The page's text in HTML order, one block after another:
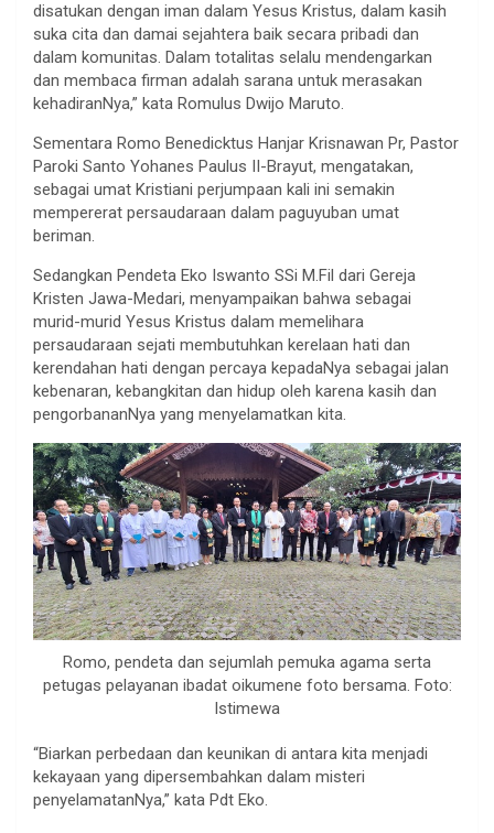
disatukan dengan iman dalam Yesus Kristus, dalam kasih
suka cita dan damai sejahtera baik secara pribadi dan
dalam komunitas. Dalam totalitas selalu mendengarkan
dan membaca firman adalah sarana untuk merasakan
kehadiranNya,” kata Romulus Dwijo Maruto.
Sementara Romo Benedicktus Hanjar Krisnawan Pr, Pastor
Paroki Santo Yohanes Paulus II-Brayut, mengatakan,
sebagai umat Kristiani perjumpaan kali ini semakin
mempererat persaudaraan dalam paguyuban umat
beriman.
Sedangkan Pendeta Eko Iswanto SSi M.Fil dari Gereja
Kristen Jawa-Medari, menyampaikan bahwa sebagai
murid-murid Yesus Kristus dalam memelihara
persaudaraan sejati membutuhkan kerelaan hati dan
kerendahan hati dengan percaya kepadaNya sebagai jalan
kebenaran, kebangkitan dan hidup oleh karena kasih dan
pengorbananNya yang menyelamatkan kita.
Romo, pendeta dan sejumlah pemuka agama serta
petugas pelayanan ibadat oikumene foto bersama. Foto:
Istimewa
“Biarkan perbedaan dan keunikan di antara kita menjadi
kekayaan yang dipersembahkan dalam misteri
penyelamatanNya,” kata Pdt Eko.